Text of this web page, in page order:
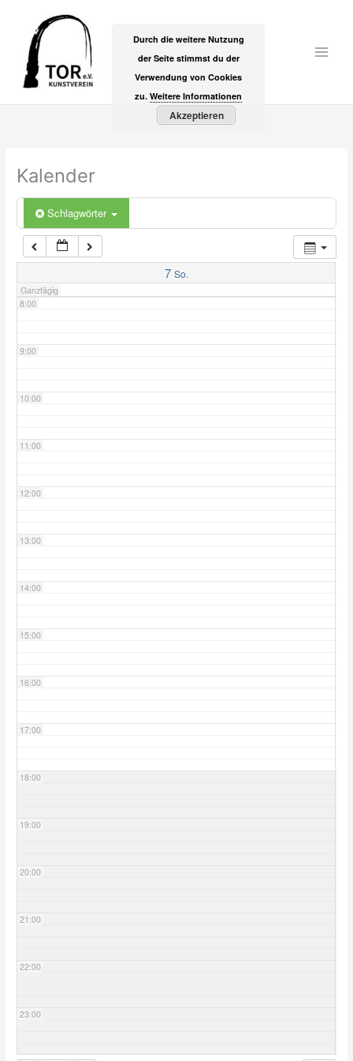
springen
Kalender
Schlagwörter
7 So.
Ganztägig
3:00
6:00
7:00
8:00
9:00
10:00
11:00
12:00
13:00
14:00
15:00
16:00
17:00
18:00
19:00
20:00
21:00
22:00
23:00
Durch die weitere Nutzung
der Seite stimmst du der
Verwendung von Cookies
zu. Weitere Informationen
Akzeptieren